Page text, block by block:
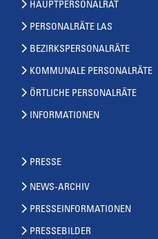
HAUPTPERSONALRAT
PERSONALRÄTE LAS
BEZIRKSPERSONALRÄTE
KOMMUNALE PERSONALRÄTE
ÖRTLICHE PERSONALRÄTE
INFORMATIONEN
PRESSE
NEWS-ARCHIV
PRESSEINFORMATIONEN
PRESSEBILDER